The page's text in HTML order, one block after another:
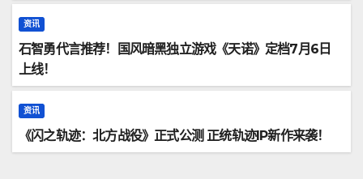
资讯
石智勇代言推荐！国风暗黑独立游戏《天诺》定档7月6日
上线！
资讯
《闪之轨迹：北方战役》正式公测 正统轨迹IP新作来袭！